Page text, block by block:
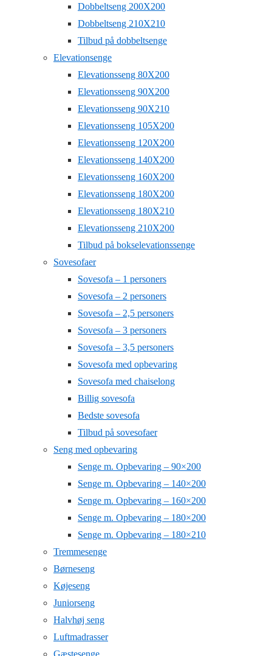
Dobbeltseng 200X200
Dobbeltseng 210X210
Tilbud på dobbeltsenge
Elevationsenge
Elevationsseng 80X200
Elevationsseng 90X200
Elevationsseng 90X210
Elevationsseng 105X200
Elevationsseng 120X200
Elevationsseng 140X200
Elevationsseng 160X200
Elevationsseng 180X200
Elevationsseng 180X210
Elevationsseng 210X200
Tilbud på bokselevationssenge
Sovesofaer
Sovesofa – 1 personers
Sovesofa – 2 personers
Sovesofa – 2,5 personers
Sovesofa – 3 personers
Sovesofa – 3,5 personers
Sovesofa med opbevaring
Sovesofa med chaiselong
Billig sovesofa
Bedste sovesofa
Tilbud på sovesofaer
Seng med opbevaring
Senge m. Opbevaring – 90×200
Senge m. Opbevaring – 140×200
Senge m. Opbevaring – 160×200
Senge m. Opbevaring – 180×200
Senge m. Opbevaring – 180×210
Tremmesenge
Børneseng
Køjeseng
Juniorseng
Halvhøj seng
Luftmadrasser
Gæstesenge